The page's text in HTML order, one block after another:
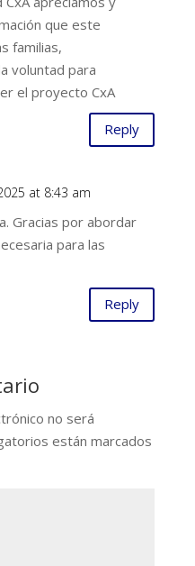
que este
familias,
voluntad para
el proyecto CxA
Reply
at 8:43 am
Gracias por abordar
para las
Reply
no será
están marcados